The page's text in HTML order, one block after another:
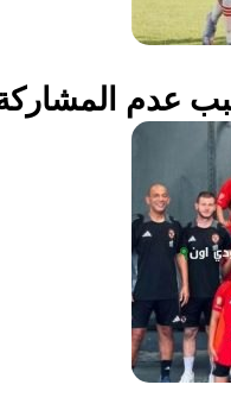
عدم المشاركة